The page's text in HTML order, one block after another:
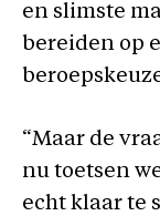
en slimste
bereiden op
“Maar de
nu toetsen
echt klaar te